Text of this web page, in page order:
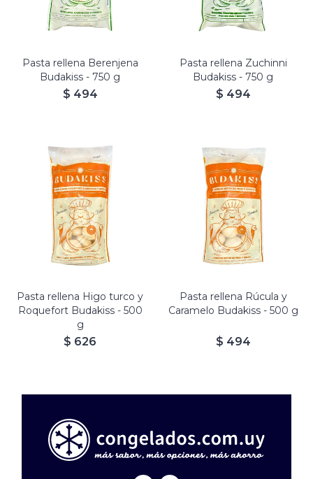
Pasta rellena Berenjena
Budakiss - 750 g
$ 494
Pasta rellena Zuchinni
Budakiss - 750 g
$ 494
Budakiss rellenos de Higo
turco, Roquefort, Almendras
y Queso.
Masa con Boniato y
Zanahoria.
Pasta rellena Higo turco y
Roquefort Budakiss - 500
g
$ 626
Budakiss rellenos de Rúcula,
Queso y Caramelo.
Masa con Papa.
Pasta rellena Rúcula y
Caramelo Budakiss - 500 g
$ 494